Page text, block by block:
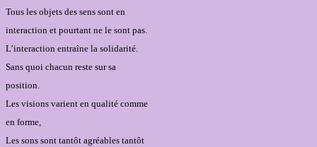
Tous les objets des sens sont en
interaction et pourtant ne le sont pas.
L’interaction entraîne la solidarité.
Sans quoi chacun reste sur sa
position.
Les visions varient en qualité comme
en forme,
Les sons sont tantôt agréables tantôt